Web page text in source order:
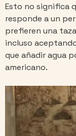
Esto no significa
responde a un
prefieren una
incluso
que añadir agua
americano.